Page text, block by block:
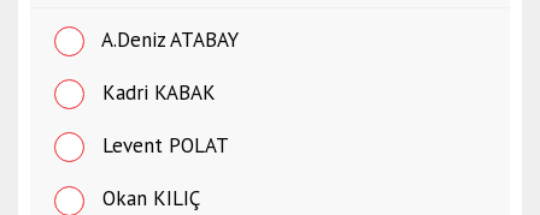
A.Deniz ATABAY
Kadri KABAK
Levent POLAT
Okan KILIÇ